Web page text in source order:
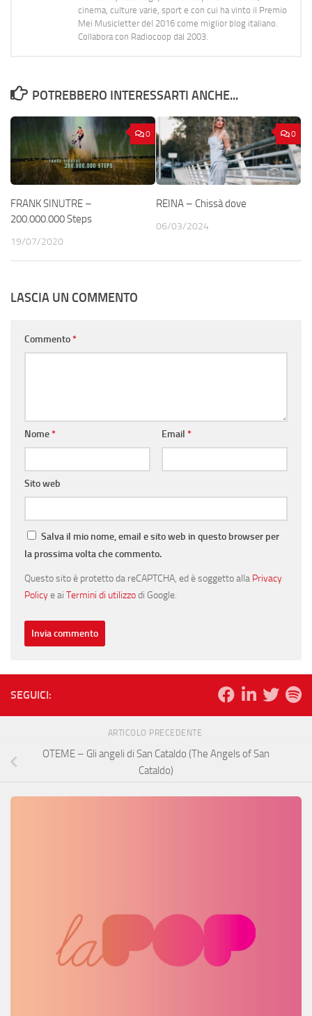
cinema, culture varie, sport e con cui ha vinto il Premio
Mei Musicletter del 2016 come miglior blog italiano.
Collabora con Radiocoop dal 2003.
POTREBBERO INTERESSARTI ANCHE...
0
FRANK SINUTRE –
200.000.000 Steps
19/07/2020
0
REINA – Chissà dove
06/03/2024
LASCIA UN COMMENTO
Commento*
Nome* Email *
Sito web
Salva il mio nome, email e sito web in questo browser per
la prossima volta che commento.
Questo sito è protetto da reCAPTCHA, ed è soggetto alla Privacy
Policye ai Termini di utilizzodi Google.
SEGUICI:
ARTICOLO PRECEDENTE
OTEME – Gli angeli di San Cataldo (The Angels of San
Cataldo)